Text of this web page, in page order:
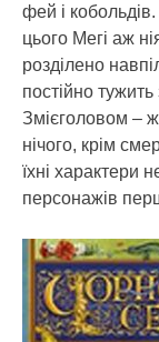
фей і
цього Мегі аж
розділено
постійно
Змієголовом –
нічого, крім
їхні характери
персонажів